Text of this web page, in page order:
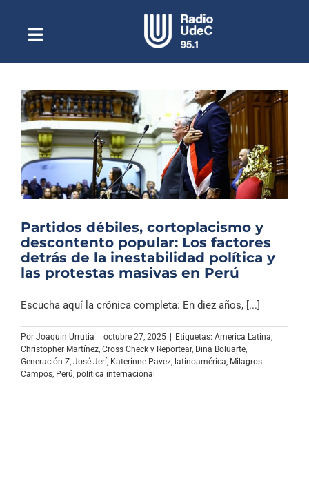
contenidoToggle
NavigationEscuchar Radio UdeC en vivo
Quiénes Somos
Programación
Podcast
Noticias
Columnas
Música Clásica
Partidos débiles, cortoplacismo y
descontento popular: Los factores
detrás de la inestabilidad política y
las protestas masivas en Perú
Escucha aquí la crónica completa: En diez años, [...]
Por Joaquin Urrutia | octubre 27, 2025 | Etiquetas: América Latina
Christopher Martínez Cross Check y Reportear, Dina Boluarte
Generación Z José Jerí Katerinne Pavez latinoamérica Milagros
Campos Perú política internacional